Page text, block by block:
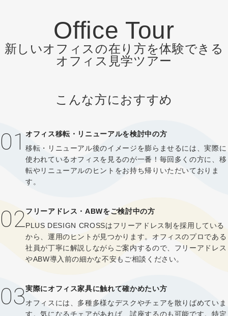
Office Tour
新しいオフィスの在り方を体験できる
オフィス見学ツアー
こんな方におすすめ
01オフィス移転・リニューアルを検討中の方
移転・リニューアル後のイメージを膨らませるには、実際に
使われているオフィスを見るのが一番！毎回多くの方に、移
転やリニューアルのヒントをお持ち帰りいただいておりま
す。
02フリーアドレス・ABWをご検討中の方
PLUS DESIGN CROSSはフリーアドレス制を採用している
から、運用のヒントが見つかります。オフィスのプロである
社員が丁寧に解説しながらご案内するので、フリーアドレス
やABW導入前の細かな不安もご相談ください。
03実際にオフィス家具に触れて確かめたい方
オフィスには、多種多様なデスクやチェアを散りばめていま
す。気になるチェアがあれば、試座するのも可能です。特定